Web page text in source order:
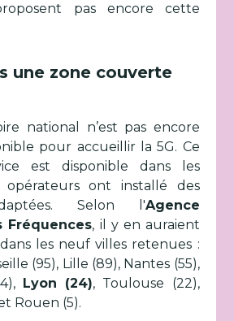
pas encore cette
une zone couverte
national n’est pas encore
pour accueillir la 5G. Ce
est disponible dans les
ont installé des
Selon l'Agence
Fréquences, il y en auraient
les neuf villes retenues :
(95), Lille (89), Nantes (55),
Lyon (24), Toulouse (22),
Rouen (5).